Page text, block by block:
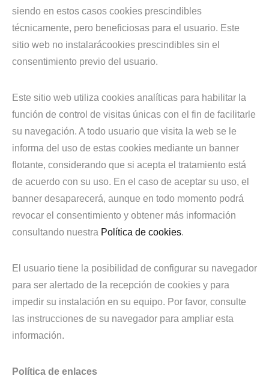
siendo en estos casos cookies prescindibles
técnicamente, pero beneficiosas para el usuario. Este
sitio web no instalarácookies prescindibles sin el
consentimiento previo del usuario.
Este sitio web utiliza cookies analíticas para habilitar la
función de control de visitas únicas con el fin de facilitarle
su navegación. A todo usuario que visita la web se le
informa del uso de estas cookies mediante un banner
flotante, considerando que si acepta el tratamiento está
de acuerdo con su uso. En el caso de aceptar su uso, el
banner desaparecerá, aunque en todo momento podrá
revocar el consentimiento y obtener más información
consultando nuestra Política de cookies.
El usuario tiene la posibilidad de configurar su navegador
para ser alertado de la recepción de cookies y para
impedir su instalación en su equipo. Por favor, consulte
las instrucciones de su navegador para ampliar esta
información.
Política de enlaces